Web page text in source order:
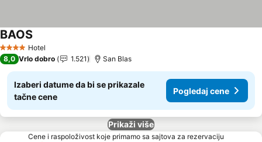
4 ZvezdiceHotel
BAOS
8,0 Vrlo dobro 1.521 San Blas
Izaberi datume da bi se prikazale
tačne cene
Pogledaj cene
Prikaži više
Cene i raspoloživost koje primamo sa sajtova za rezervaciju